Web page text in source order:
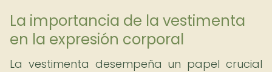
La importancia de la vestimenta
en la expresión corporal
La vestimenta desempeña un papel crucial